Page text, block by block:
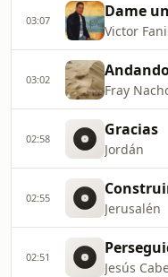
03:07 Dame
Victor
03:02
Fray
02:58 Gracias
Jordán
02:55
Jerusalén
02:51
Jesús